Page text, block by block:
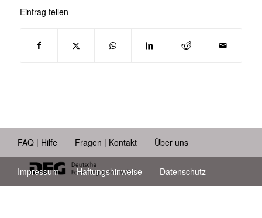
Eintrag teilen
FAQ | Hilfe Fragen | Kontakt Über uns
Impressum Haftungshinweise Datenschutz